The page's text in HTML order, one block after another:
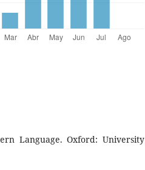
Language. Oxford: University